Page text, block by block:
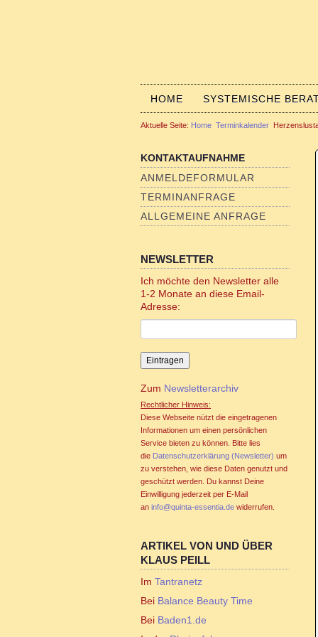
HOME SYSTEMISCHE
Aktuelle Seite: Home Terminkalender
KONTAKTAUFNAHME
ANMELDEFORMULAR
TERMINANFRAGE
ALLGEMEINE ANFRAGE
NEWSLETTER
Ich möchte den Newsletter alle
1-2 Monate an diese Email-
Adresse:
Zum Newsletterarchiv
Rechtlicher Hinweis:
Diese Webseite nützt die eingetragenen
Informationen um einen persönlichen
Service bieten zu können. Bitte lies
die Datenschutzerklärung (Newsletter) um
zu verstehen, wie diese Daten genutzt und
geschützt werden. Du kannst Deine
Einwilligung jederzeit per E-Mail
an info@quinta-essentia.de widerrufen.
ARTIKEL VON UND ÜBER
KLAUS PEILL
Im Tantranetz
Bei Balance Beauty Time
Bei Baden1.de